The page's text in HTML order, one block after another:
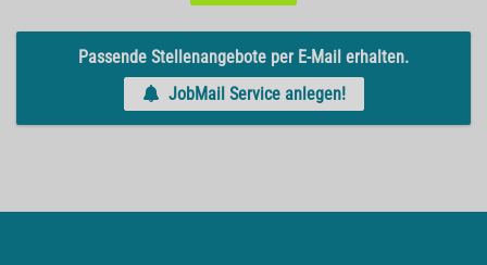
Passende Stellenangebote per E-Mail erhalten.
JobMail Service anlegen!